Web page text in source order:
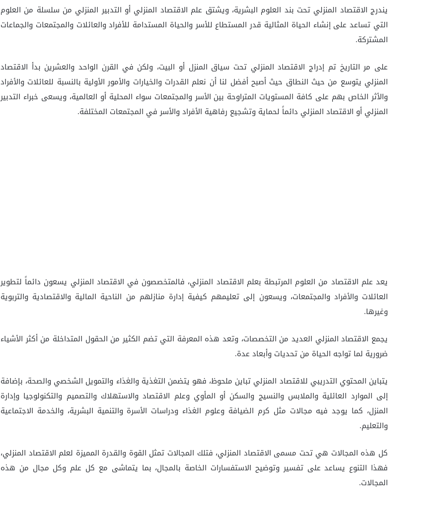
يندرج الاقتصاد المنزلي تحت بند العلوم البشرية، ويشتق علم الاقتصاد المنزلي أو التدبير المنزلي من سلسلة من العلوم
التي تساعد على إنشاء الحياة المثالية قدر المستطاع للأسر والحياة المستدامة للأفراد والعائلات والمجتمعات والجماعات
المشتركة.
على مر التاريخ تم إدراج الاقتصاد المنزلي تحت سياق المنزل أو البيت، ولكن في القرن الواحد والعشرين بدأ الاقتصاد
المنزلي يتوسع من حيث النطاق حيث أصبح أفضل لنا أن نعلم القدرات والخيارات والأمور الأولية بالنسبة للعائلات والأفراد
والأثر الخاص بهم على كافة المستويات المتراوحة بين الأسر والمجتمعات سواء المحلية أو العالمية، ويسعى خبراء التدبير
المنزلي أو الاقتصاد المنزلي دائماً لحماية وتشجيع رفاهية الأفراد والأسر في المجتمعات المختلفة.
يعد علم الاقتصاد من العلوم المرتبطة بعلم الاقتصاد المنزلي، فالمتخصصون في الاقتصاد المنزلي يسعون دائماً لتطوير
العائلات والأفراد والمجتمعات، ويسعون إلى تعليمهم كيفية إدارة منازلهم من الناحية المالية والاقتصادية والتربوية
وغيرها.
يجمع الاقتصاد المنزلي العديد من التخصصات، وتعد هذه المعرفة التي تضم الكثير من الحقول المتداخلة من أكثر الأشياء
ضرورية لما تواجه الحياة من تحديات وأبعاد عدة.
يتباين المحتوي التدريبي للاقتصاد المنزلي تباين ملحوظ، فهو يتضمن التغذية والغذاء والتمويل الشخصي والصحة، بإضافة
إلى الموارد العائلية والملابس والنسيج والسكن أو المأوي وعلم الاقتصاد والاستهلاك والتصميم والتكنولوجيا وإدارة
المنزل، كما يوجد فيه مجالات مثل كرم الضيافة وعلوم الغذاء ودراسات الأسرة والتنمية البشرية، والخدمة الاجتماعية
والتعليم.
كل هذه المجالات هي تحت مسمى الاقتصاد المنزلي، فتلك المجالات تمثل القوة والقدرة المميزة لعلم الاقتصاد المنزلي،
فهذا التنوع يساعد على تفسير وتوضيح الاستفسارات الخاصة بالمجال، بما يتماشى مع كل علم وكل مجال من هذه
المجالات.